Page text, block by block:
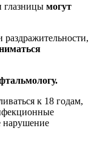
глазницы могут
к 18 годам,
нарушение